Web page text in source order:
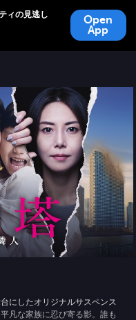
ィの見逃し
Open
App
にしたオリジナルサスペンス
凡な家族に忍び寄る影。誰も